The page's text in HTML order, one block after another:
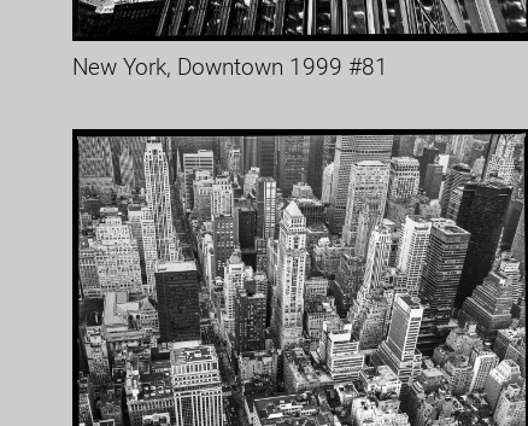
New York, Downtown 1999 #81